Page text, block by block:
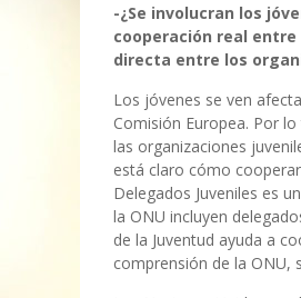
-¿Se involucran los
cooperación real
directa entre los
Los jóvenes se ven
Comisión Europea. Por
las organizaciones
está claro cómo
Delegados Juveniles es
la ONU incluyen
de la Juventud ayuda a
comprensión de la ONU,